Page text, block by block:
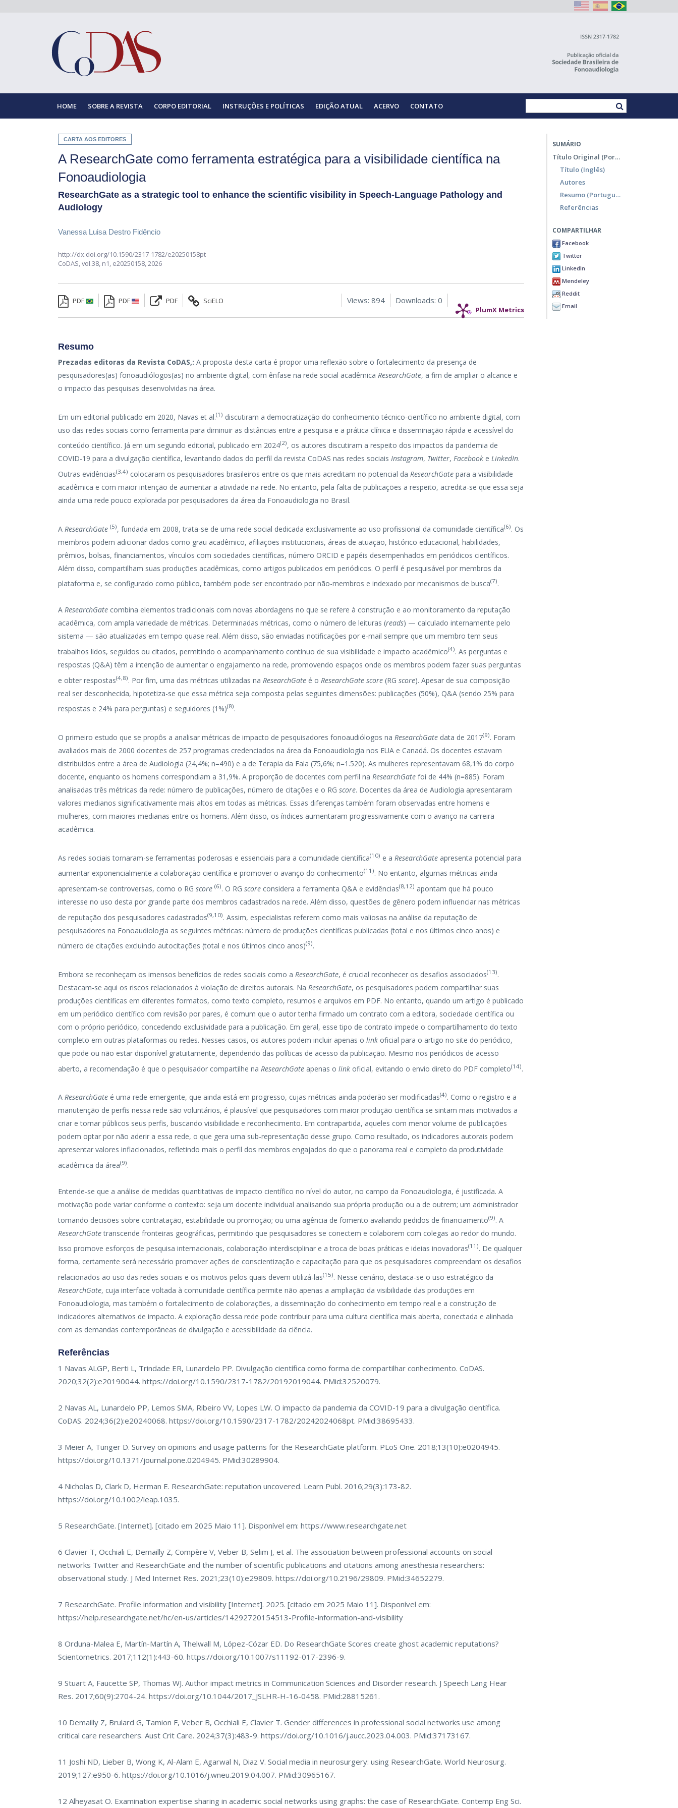
HOME SOBRE A REVISTA CORPO EDITORIAL INSTRUÇÕES E POLÍTICAS EDIÇÃO ATUAL ACERVO CONTATO
CARTA AOS EDITORES
A ResearchGate como ferramenta estratégica para a visibilidade científica na
Fonoaudiologia
ResearchGate as a strategic tool to enhance the scientific visibility in Speech-Language Pathology and
Audiology
Vanessa Luisa Destro Fidêncio
http://dx.doi.org/10.1590/2317-1782/e20250158pt
CoDAS,vol.38, n1, e20250158, 2026
PDF PDF PDF
SciELO
PlumX Metrics
Downloads: 0
Views: 894
Resumo
Prezadas editoras da Revista CoDAS,: A proposta desta carta é propor uma reflexão sobre o fortalecimento da presença de
pesquisadores(as) fonoaudiólogos(as) no ambiente digital, com ênfase na rede social acadêmicaResearchGate, a fim de ampliar o alcance e
o impacto das pesquisas desenvolvidas na área.
Em um editorial publicado em 2020, Navas et al.(1) discutiram a democratização do conhecimento técnico-científico no ambiente digital, com
uso das redes sociais como ferramenta para diminuir as distâncias entre a pesquisa e a prática clínica e disseminação rápida e acessível do
conteúdo científico. Já em um segundo editorial, publicado em 2024(2), os autores discutiram a respeito dos impactos da pandemia de
COVID-19 para a divulgação científica, levantando dados do perfil da revista CoDAS nas redes sociaisInstagram, Twitter,Facebook eLinkedIn.
Outras evidências(3,4) colocaram os pesquisadores brasileiros entre os que mais acreditam no potencial daResearchGate para a visibilidade
acadêmica e com maior intenção de aumentar a atividade na rede. No entanto, pela falta de publicações a respeito, acredita-se que essa seja
ainda uma rede pouco explorada por pesquisadores da área da Fonoaudiologia no Brasil.
A ResearchGate (5), fundada em 2008, trata-se de uma rede social dedicada exclusivamente ao uso profissional da comunidade científica(6). Os
membros podem adicionar dados como grau acadêmico, afiliações institucionais, áreas de atuação, histórico educacional, habilidades,
prêmios, bolsas, financiamentos, vínculos com sociedades científicas, número ORCID e papéis desempenhados em periódicos científicos.
Além disso, compartilham suas produções acadêmicas, como artigos publicados em periódicos. O perfil é pesquisável por membros da
plataforma e, se configurado como público, também pode ser encontrado por não-membros e indexado por mecanismos de busca(7).
AResearchGate combina elementos tradicionais com novas abordagens no que se refere à construção e ao monitoramento da reputação
acadêmica, com ampla variedade de métricas. Determinadas métricas, como o número de leituras (reads) — calculado internamente pelo
sistema — são atualizadas em tempo quase real. Além disso, são enviadas notificações por e-mail sempre que um membro tem seus
trabalhos lidos, seguidos ou citados, permitindo o acompanhamento contínuo de sua visibilidade e impacto acadêmico(4). As perguntas e
respostas (Q&A) têm a intenção de aumentar o engajamento na rede, promovendo espaços onde os membros podem fazer suas perguntas
e obter respostas(4,8). Por fim, uma das métricas utilizadas na ResearchGate é o ResearchGate score (RGscore). Apesar de sua composição
real ser desconhecida, hipotetiza-se que essa métrica seja composta pelas seguintes dimensões: publicações (50%), Q&A (sendo 25% para
respostas e 24% para perguntas) e seguidores (1%)(8).
O primeiro estudo que se propôs a analisar métricas de impacto de pesquisadores fonoaudiólogos naResearchGate data de 2017(9). Foram
avaliados mais de 2000 docentes de 257 programas credenciados na área da Fonoaudiologia nos EUA e Canadá. Os docentes estavam
distribuídos entre a área de Audiologia (24,4%; n=490) e a de Terapia da Fala (75,6%; n=1.520). As mulheres representavam 68,1% do corpo
docente, enquanto os homens correspondiam a 31,9%. A proporção de docentes com perfil naResearchGate foi de 44% (n=885). Foram
analisadas três métricas da rede: número de publicações, número de citações e o RGscore. Docentes da área de Audiologia apresentaram
valores medianos significativamente mais altos em todas as métricas. Essas diferenças também foram observadas entre homens e
mulheres, com maiores medianas entre os homens. Além disso, os índices aumentaram progressivamente com o avanço na carreira
acadêmica.
As redes sociais tornaram-se ferramentas poderosas e essenciais para a comunidade científica(10) e a ResearchGate apresenta potencial para
aumentar exponencialmente a colaboração científica e promover o avanço do conhecimento(11). No entanto, algumas métricas ainda
apresentam-se controversas, como o RGscore (6). O RGscore considera a ferramenta Q&A e evidências(8,12) apontam que há pouco
interesse no uso desta por grande parte dos membros cadastrados na rede. Além disso, questões de gênero podem influenciar nas métricas
de reputação dos pesquisadores cadastrados(9,10). Assim, especialistas referem como mais valiosas na análise da reputação de
pesquisadores na Fonoaudiologia as seguintes métricas: número de produções científicas publicadas (total e nos últimos cinco anos) e
número de citações excluindo autocitações (total e nos últimos cinco anos)(9).
Embora se reconheçam os imensos benefícios de redes sociais como aResearchGate, é crucial reconhecer os desafios associados(13).
Destacam-se aqui os riscos relacionados à violação de direitos autorais. NaResearchGate, os pesquisadores podem compartilhar suas
produções científicas em diferentes formatos, como texto completo, resumos e arquivos em PDF. No entanto, quando um artigo é publicado
em um periódico científico com revisão por pares, é comum que o autor tenha firmado um contrato com a editora, sociedade científica ou
com o próprio periódico, concedendo exclusividade para a publicação. Em geral, esse tipo de contrato impede o compartilhamento do texto
completo em outras plataformas ou redes. Nesses casos, os autores podem incluir apenas olink oficial para o artigo no site do periódico,
que pode ou não estar disponível gratuitamente, dependendo das políticas de acesso da publicação. Mesmo nos periódicos de acesso
aberto, a recomendação é que o pesquisador compartilhe na ResearchGate apenas olink oficial, evitando o envio direto do PDF completo(14).
AResearchGate é uma rede emergente, que ainda está em progresso, cujas métricas ainda poderão ser modificadas(4). Como o registro e a
manutenção de perfis nessa rede são voluntários, é plausível que pesquisadores com maior produção científica se sintam mais motivados a
criar e tornar públicos seus perfis, buscando visibilidade e reconhecimento. Em contrapartida, aqueles com menor volume de publicações
podem optar por não aderir a essa rede, o que gera uma sub-representação desse grupo. Como resultado, os indicadores autorais podem
apresentar valores inflacionados, refletindo mais o perfil dos membros engajados do que o panorama real e completo da produtividade
acadêmica da área(9).
Entende-se que a análise de medidas quantitativas de impacto científico no nível do autor, no campo da Fonoaudiologia, é justificada. A
motivação pode variar conforme o contexto: seja um docente individual analisando sua própria produção ou a de outrem; um administrador
tomando decisões sobre contratação, estabilidade ou promoção; ou uma agência de fomento avaliando pedidos de financiamento(9). A
ResearchGatetranscende fronteiras geográficas, permitindo que pesquisadores se conectem e colaborem com colegas ao redor do mundo.
Isso promove esforços de pesquisa internacionais, colaboração interdisciplinar e a troca de boas práticas e ideias inovadoras(11). De qualquer
forma, certamente será necessário promover ações de conscientização e capacitação para que os pesquisadores compreendam os desafios
relacionados ao uso das redes sociais e os motivos pelos quais devem utilizá-las(15). Nesse cenário, destaca-se o uso estratégico da
ResearchGate, cuja interface voltada à comunidade científica permite não apenas a ampliação da visibilidade das produções em
Fonoaudiologia, mas também o fortalecimento de colaborações, a disseminação do conhecimento em tempo real e a construção de
indicadores alternativos de impacto. A exploração dessa rede pode contribuir para uma cultura científica mais aberta, conectada e alinhada
com as demandas contemporâneas de divulgação e acessibilidade da ciência.
Referências
1 Navas ALGP, Berti L, Trindade ER, Lunardelo PP. Divulgação científica como forma de compartilhar conhecimento. CoDAS.
2020;32(2):e20190044.https://doi.org/10.1590/2317-1782/20192019044. PMid:32520079.
2 Navas AL, Lunardelo PP, Lemos SMA, Ribeiro VV, Lopes LW. O impacto da pandemia da COVID-19 para a divulgação científica.
CoDAS. 2024;36(2):e20240068.https://doi.org/10.1590/2317-1782/20242024068pt. PMid:38695433.
3 Meier A, Tunger D. Survey on opinions and usage patterns for the ResearchGate platform. PLoS One. 2018;13(10):e0204945.
https://doi.org/10.1371/journal.pone.0204945. PMid:30289904.
4 Nicholas D, Clark D, Herman E. ResearchGate: reputation uncovered. Learn Publ. 2016;29(3):173-82.
https://doi.org/10.1002/leap.1035.
5 ResearchGate. [Internet]. [citado em 2025 Maio 11]. Disponível em:https://www.researchgate.net
6 Clavier T, Occhiali E, Demailly Z, Compère V, Veber B, Selim J, et al. The association between professional accounts on social
networks Twitter and ResearchGate and the number of scientific publications and citations among anesthesia researchers:
observational study. J Med Internet Res. 2021;23(10):e29809.https://doi.org/10.2196/29809. PMid:34652279.
7 ResearchGate. Profile information and visibility [Internet]. 2025. [citado em 2025 Maio 11]. Disponível em:
https://help.researchgate.net/hc/en-us/articles/14292720154513-Profile-information-and-visibility
8 Orduna-Malea E, Martín-Martín A, Thelwall M, López-Cózar ED. Do ResearchGate Scores create ghost academic reputations?
Scientometrics. 2017;112(1):443-60.https://doi.org/10.1007/s11192-017-2396-9.
9 Stuart A, Faucette SP, Thomas WJ. Author impact metrics in Communication Sciences and Disorder research. J Speech Lang Hear
Res. 2017;60(9):2704-24.https://doi.org/10.1044/2017_JSLHR-H-16-0458. PMid:28815261.
10 Demailly Z, Brulard G, Tamion F, Veber B, Occhiali E, Clavier T. Gender differences in professional social networks use among
critical care researchers. Aust Crit Care. 2024;37(3):483-9.https://doi.org/10.1016/j.aucc.2023.04.003. PMid:37173167.
11 Joshi ND, Lieber B, Wong K, Al-Alam E, Agarwal N, Diaz V. Social media in neurosurgery: using ResearchGate. World Neurosurg.
2019;127:e950-6.https://doi.org/10.1016/j.wneu.2019.04.007. PMid:30965167.
12 Alheyasat O. Examination expertise sharing in academic social networks using graphs: the case of ResearchGate. Contemp Eng Sci.
SUMÁRIO
Título Original (Português)
Título (Inglês)
Autores
Resumo (Português)
Referências
COMPARTILHAR
Facebook
Twitter
LinkedIn
Mendeley
Reddit
Email